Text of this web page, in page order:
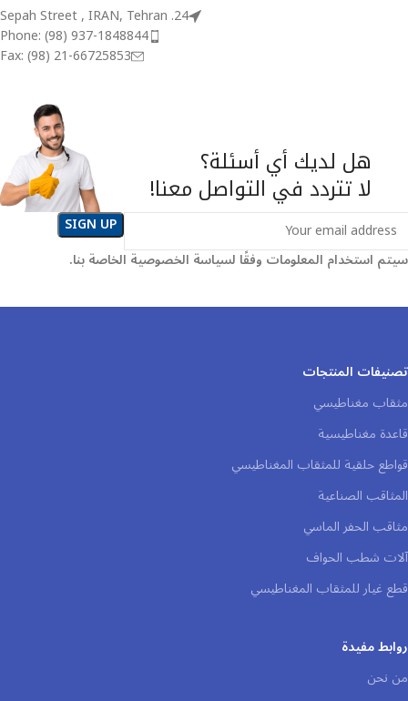
24. Sepah Street , IRAN, Tehran
Phone: (98) 937-1848844
Fax: (98) 21-66725853
هل لديك أي أسئلة؟
لا تتردد في التواصل معنا!
سيتم استخدام المعلومات وفقًا لسياسة الخصوصية الخاصة بنا.
تصنيفات المنتجات
مثقاب مغناطيسي
قاعدة مغناطيسية
قواطع حلقية للمثقاب المغناطيسي
المثاقب الصناعية
مثاقب الحفر الماسي
آلات شطب الحواف
قطع غيار للمثقاب المغناطيسي
روابط مفيدة
من نحن